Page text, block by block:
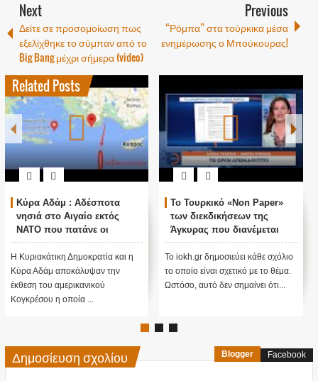
Next
Δείτε σε προσομοίωση πως
εξελίχθηκε το σύμπαν από το
Big Bang μέχρι σήμερα (video)
Previous
“Ρόμπα” στα τούρκικα μέσα
ενημέρωσης ο Μπούκουρας!
Related Posts
εκτός
οι
της
και η
την
Το Τουρκικό «Non Paper»
των διεκδικήσεων της
Άγκυρας που διανέμεται
στις ξένες πρεσβείες
Το iokh.gr δημοσιεύει κάθε σχόλιο
το οποίο είναι σχετικό με το θέμα.
Ωστόσο, αυτό δεν σημαίνει ότι...
Ιωάννης Μάζης:
πολεμική
Ελληνικό νησί
Το iokh.gr δημοσιεύει
το οποίο είναι
Ωστόσο, αυτό δεν
Δημοσίευση σχολίου Blogger Facebook